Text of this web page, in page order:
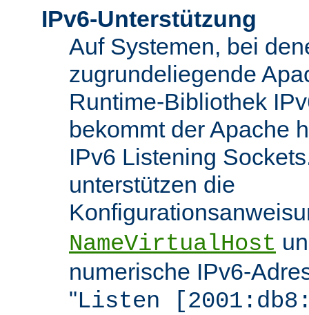
IPv6-Unterstützung
Auf Systemen, bei
zugrundeliegende
Runtime-Bibliothek
bekommt der Apache
IPv6 Listening
unterstützen die
NameVirtualHost
numerische IPv6-
"Listen